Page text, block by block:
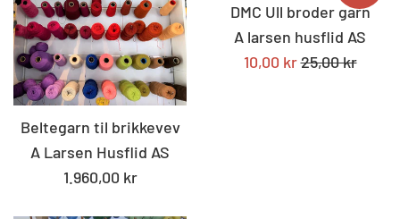
Beltegarn til brikkevev
A Larsen Husflid AS
Standard
1.960,00 kr
DMC Ull broder garn
A larsen husflid AS
Tilbudspris
10,00 krStandard
25,00 kr